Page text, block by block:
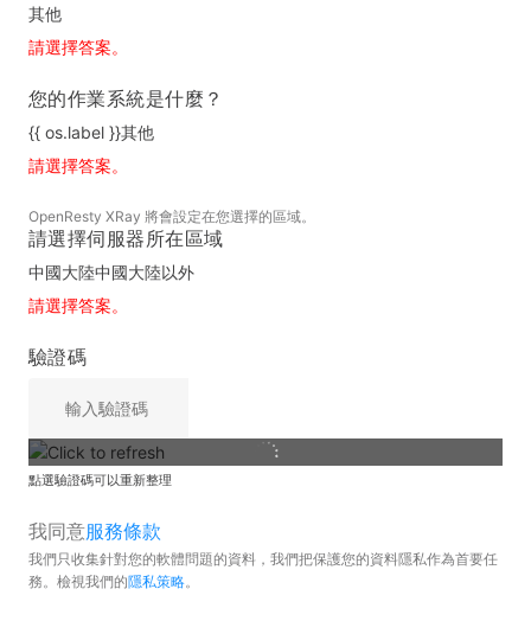
其他
請選擇答案。
您的作業系統是什麼？
{{ os.label }}其他
請選擇答案。
OpenResty XRay 將會設定在您選擇的區域。
請選擇伺服器所在區域
中國大陸中國大陸以外
請選擇答案。
驗證碼
點選驗證碼可以重新整理
我同意服務條款
我們只收集針對您的軟體問題的資料，我們把保護您的資料隱私作為首要任
務。檢視我們的隱私策略。